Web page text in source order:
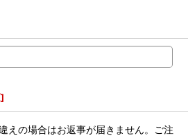
]
えの場合はお返事が届きません。ご注